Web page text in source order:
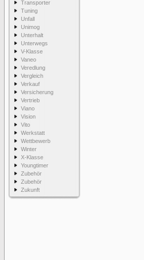
Transporter
Tuning
Unfall
Unimog
Unterhalt
Unterwegs
V-Klasse
Vaneo
Veredlung
Vergleich
Verkauf
Versicherung
Vertrieb
Viano
Vision
Vito
Werkstatt
Wettbewerb
Winter
X-Klasse
Youngtimer
Zubehör
Zubehör
Zukunft